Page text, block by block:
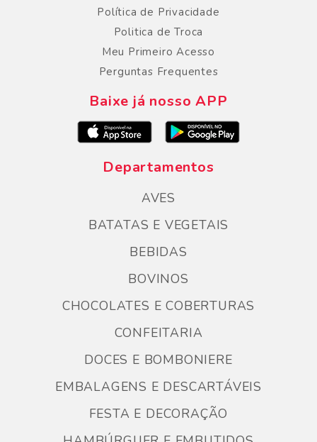
Política de Privacidade
Politica de Troca
Meu Primeiro Acesso
Perguntas Frequentes
Baixe já nosso APP
Departamentos
AVES
BATATAS E VEGETAIS
BEBIDAS
BOVINOS
CHOCOLATES E COBERTURAS
CONFEITARIA
DOCES E BOMBONIERE
EMBALAGENS E DESCARTÁVEIS
FESTA E DECORAÇÃO